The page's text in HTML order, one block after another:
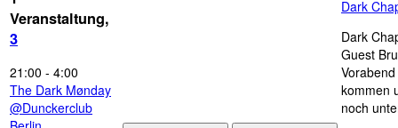
Veranstaltung,
3
21:00 - 4:00
The Dark Mønday
@Dunckerclub
Dark
Dark
Guest
kommen
noch